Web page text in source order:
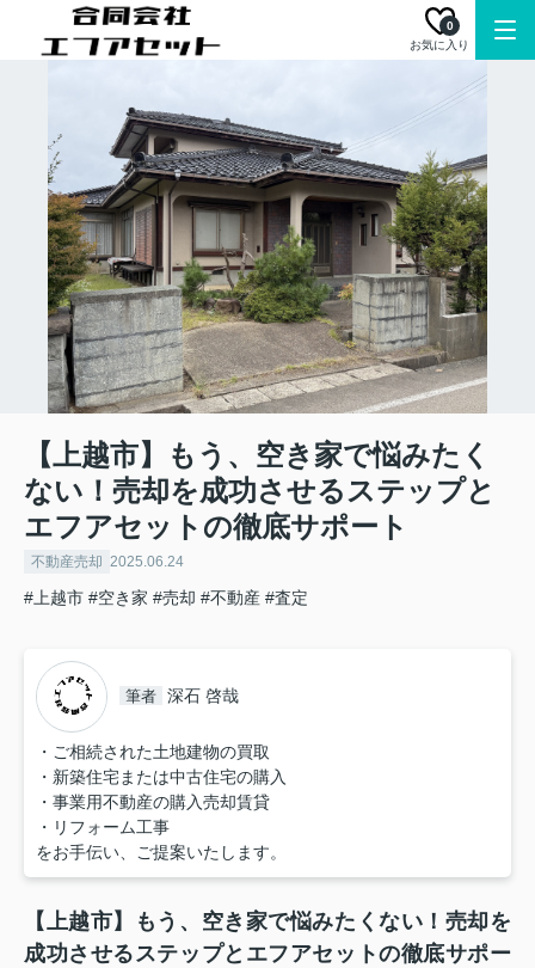
お気に入り
0
【上越市】もう、空き家で悩みたく
ない！売却を成功させるステップと
エフアセットの徹底サポート
不動産売却 2025.06.24
#上越市 #空き家 #売却 #不動産 #査定
筆者 深石 啓哉
・ご相続された土地建物の買取
・新築住宅または中古住宅の購入
・事業用不動産の購入売却賃貸
・リフォーム工事
をお手伝い、ご提案いたします。
【上越市】もう、空き家で悩みたくない！売却を
成功させるステップとエフアセットの徹底サポー